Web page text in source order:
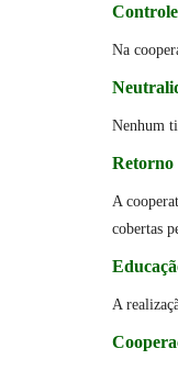
Na
Nenhum
Retorno
A
cobertas
A